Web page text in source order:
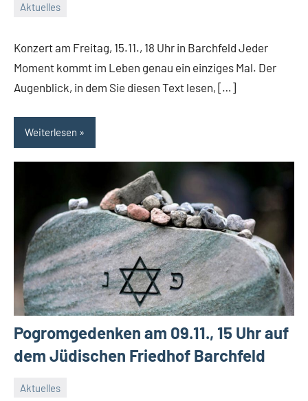
Aktuelles
2024
Konzert am Freitag, 15.11., 18 Uhr in Barchfeld Jeder
Moment kommt im Leben genau ein einziges Mal. Der
Augenblick, in dem Sie diesen Text lesen, […]
Weiterlesen
Pogromgedenken am 09.11., 15 Uhr auf
dem Jüdischen Friedhof Barchfeld
Aktuelles